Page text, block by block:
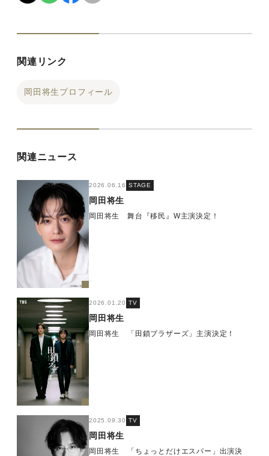
関連リンク
岡田将生プロフィール
関連ニュース
2026.06.16 STAGE
岡田将生
岡田将生 舞台『移民』W主演決定！
2026.01.20 TV
岡田将生
岡田将生 「田鎖ブラザーズ」主演決定！
2025.09.30 TV
岡田将生
岡田将生 「ちょっとだけエスパー」出演決